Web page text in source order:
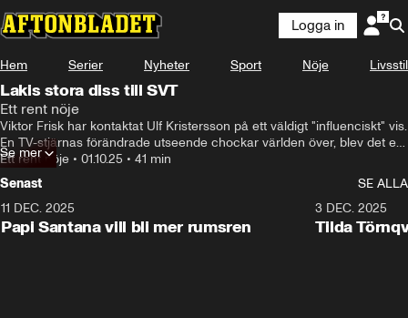
Logga in
Hem Serier Nyheter Sport Nöje Livsstil
Lakis stora diss till SVT
Ett rent nöje
Viktor Frisk har kontaktat Ulf Kristersson på ett väldigt "influenciskt" vis.
En TV-stjärnas förändrade utseende chockar världen över, blev det en
stor flopp för bisexuella SVT-satsningen och vi har namnet på divornas
diva.
I studion: Natalie Demirian Genna, Linn Elmervik, Emanuel Silva.
Producent: Maja Andersson
Kontakt: ettrentnoje@aftonbladet.se
Ett rent nöje • 01.10.25 • 41 min
Se mer
Senast
SE ALLA
11 DEC. 2025
Papi Santana vill bli mer rumsren
3 DEC. 2025
Tilda